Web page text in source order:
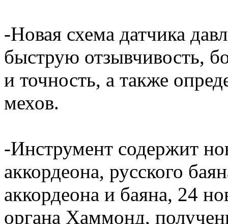
-Новая схема датчика
быструю отзывчивость,
и точность, а также
мехов.
-Инструмент содержит
аккордеона, русского
аккордеона и баяна, 24
органа Хаммонд,